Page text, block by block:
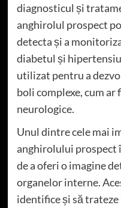
diagnosticul și
anghirolul prospect
detecta și a
diabetul și
utilizat pentru a
boli complexe, cum ar
neurologice.
Unul dintre cele mai
anghirolului prospect
de a oferi o imagine
organelor interne.
identifice și să